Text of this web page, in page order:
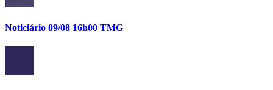
Noticiário 09/08 16h00 TMG